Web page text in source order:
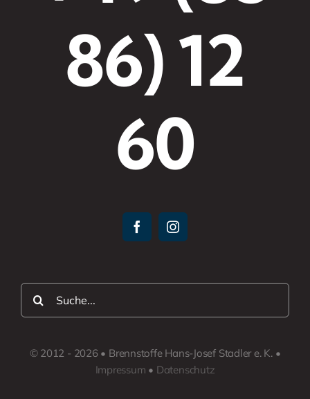
86) 12
60
Suche
nach:
© 2012 - 2026 • Brennstoffe Hans-Josef Stadler e. K. •
Impressum • Datenschutz